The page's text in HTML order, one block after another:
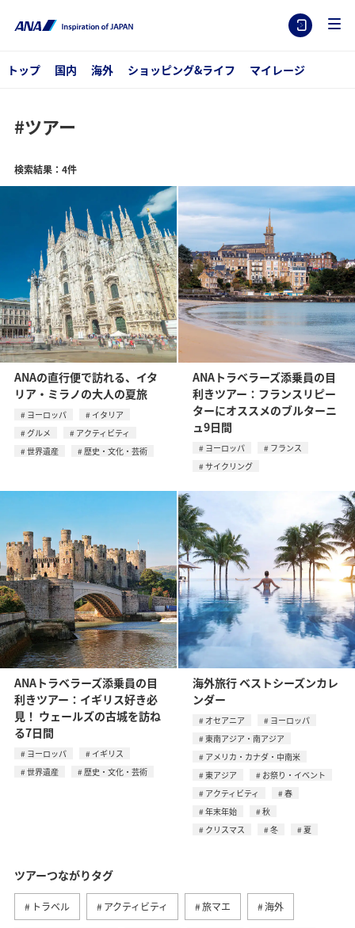
トップ 国内 海外 ショッピング&ライフ マイレージ
#ツアー
検索結果：4件
ANAの直行便で訪れる、イタ
リア・ミラノの大人の夏旅
ヨーロッパ
イタリア
グルメ
アクティビティ
世界遺産
歴史・文化・芸術
ANAトラベラーズ添乗員の目
利きツアー：フランスリピー
ターにオススメのブルターニ
ュ9日間
ヨーロッパ
フランス
サイクリング
ANAトラベラーズ添乗員の目
利きツアー：イギリス好き必
見！ ウェールズの古城を訪ね
る7日間
ヨーロッパ
イギリス
世界遺産
歴史・文化・芸術
海外旅行 ベストシーズンカレ
ンダー
オセアニア
ヨーロッパ
東南アジア・南アジア
アメリカ・カナダ・中南米
東アジア
お祭り・イベント
アクティビティ
春
年末年始
秋
クリスマス
冬 夏
ツアーつながりタグ
トラベル アクティビティ 旅マエ 海外